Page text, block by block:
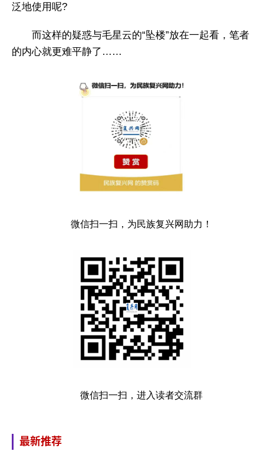
泛地使用呢?
而这样的疑惑与毛星云的“坠楼”放在一起看，笔者
的内心就更难平静了……
微信扫一扫，为民族复兴网助力！
微信扫一扫，进入读者交流群
最新推荐